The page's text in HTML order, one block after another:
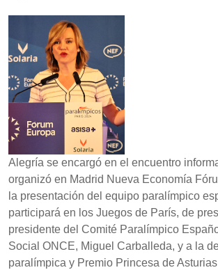
Alegría se encargó en el encuentro
organizó en Madrid Nueva Economía
la presentación del equipo paralímpico
participará en los Juegos de París, de
presidente del Comité Paralímpico
Social ONCE, Miguel Carballeda, y a la
paralímpica y Premio Princesa de